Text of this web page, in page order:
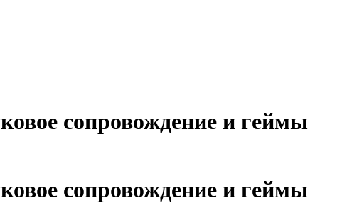
сопровождение и геймы
сопровождение и геймы